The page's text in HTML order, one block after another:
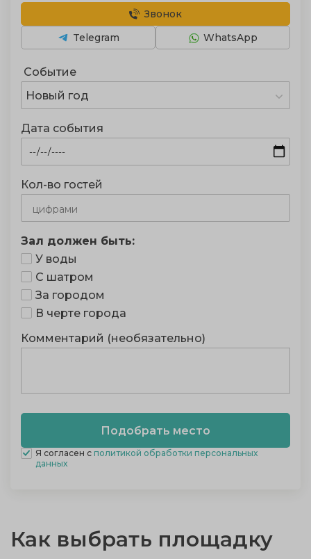
Событие
Новый год
Дата события
Кол-во гостей
Зал должен быть:
У воды
С шатром
За городом
В черте города
Звонок
WhatsApp
Telegram
Комментарий (необязательно)
Я согласен с политикой обработки персональных
данных
Как выбрать площадку